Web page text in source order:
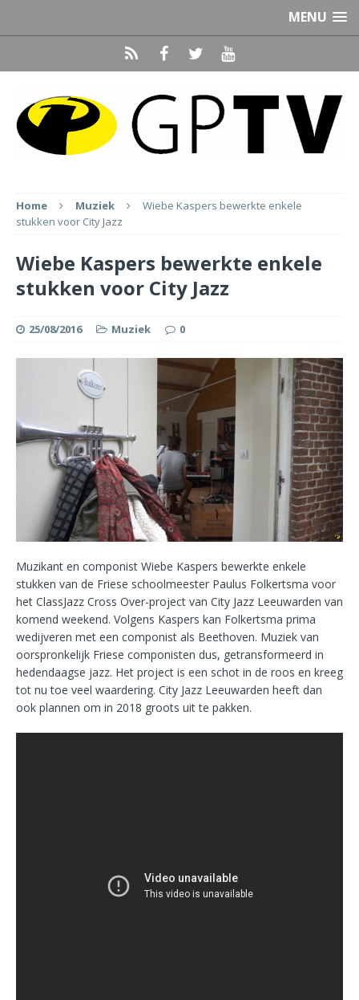
MENU
Home Muziek
Wiebe Kaspers bewerkte enkele
stukken voor City Jazz
Wiebe Kaspers bewerkte enkele
stukken voor City Jazz
25/08/2016 Muziek 0
Muzikant en componist Wiebe Kaspers bewerkte enkele
stukken van de Friese schoolmeester Paulus Folkertsma voor
het ClassJazz Cross Over-project van City Jazz Leeuwarden van
komend weekend. Volgens Kaspers kan Folkertsma prima
wedijveren met een componist als Beethoven. Muziek van
oorspronkelijk Friese componisten dus, getransformeerd in
hedendaagse jazz. Het project is een schot in de roos en kreeg
tot nu toe veel waardering. City Jazz Leeuwarden heeft dan
ook plannen om in 2018 groots uit te pakken.